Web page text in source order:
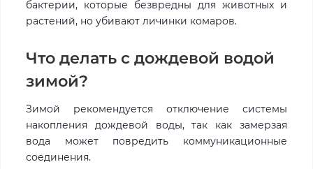
бактерии, которые безвредны для животных и
растений, но убивают личинки комаров.
Что делать с дождевой водой
зимой?
Зимой рекомендуется отключение системы
накопления дождевой воды, так как замерзая
вода может повредить коммуникационные
соединения.